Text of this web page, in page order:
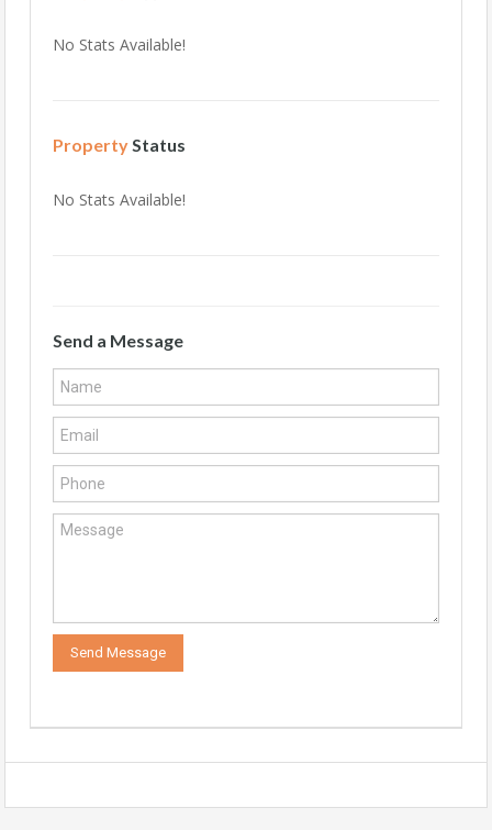
No Stats Available!
Property Status
No Stats Available!
Send a Message